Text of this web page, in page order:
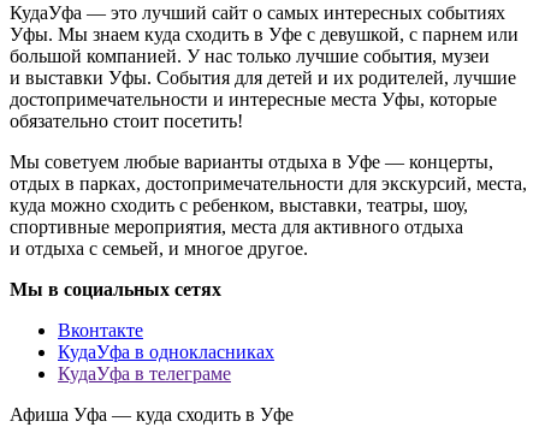
КудаУфа — это лучший сайт о самых интересных событиях
Уфы. Мы знаем куда сходить в Уфе с девушкой, с парнем или
большой компанией. У нас только лучшие события, музеи
и выставки Уфы. События для детей и их родителей, лучшие
достопримечательности и интересные места Уфы, которые
обязательно стоит посетить!
Мы советуем любые варианты отдыха в Уфе — концерты,
отдых в парках, достопримечательности для экскурсий, места,
куда можно сходить с ребенком, выставки, театры, шоу,
спортивные мероприятия, места для активного отдыха
и отдыха с семьей, и многое другое.
Мы в социальных сетях
Вконтакте
КудаУфа в однокласниках
КудаУфа в телеграме
Афиша Уфа — куда сходить в Уфе